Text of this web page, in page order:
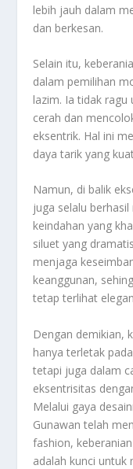
lebih jauh dalam
dan berkesan.
Selain itu,
dalam pemilihan
lazim. Ia tidak
cerah dan
eksentrik. Hal ini
daya tarik yang
Namun, di balik
juga selalu
keindahan yang
siluet yang
menjaga
keanggunan,
tetap terlihat
Dengan demikian,
hanya terletak
tetapi juga dalam
eksentrisitas
Melalui gaya
Gunawan telah
fashion,
adalah kunci untuk